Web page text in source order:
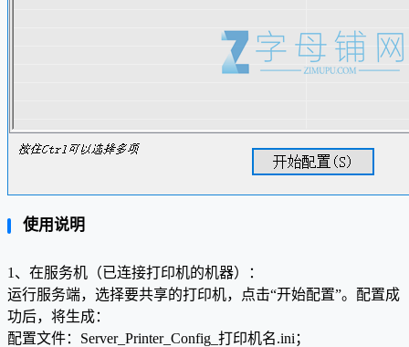
使用说明
1、在服务机（已连接打印机的机器）：
运行服务端，选择要共享的打印机，点击“开始配置”。配置成
功后，将生成：
配置文件：Server_Printer_Config_打印机名.ini；